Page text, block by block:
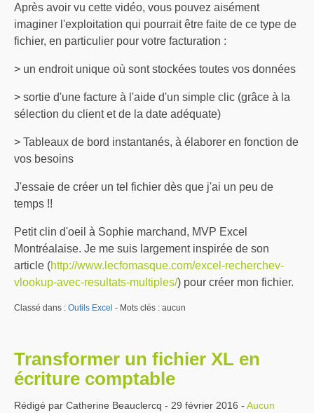
Après avoir vu cette vidéo, vous pouvez aisément
imaginer l'exploitation qui pourrait être faite de ce type de
fichier, en particulier pour votre facturation :
> un endroit unique où sont stockées toutes vos données
> sortie d'une facture à l'aide d'un simple clic (grâce à la
sélection du client et de la date adéquate)
> Tableaux de bord instantanés, à élaborer en fonction de
vos besoins
J'essaie de créer un tel fichier dès que j'ai un peu de
temps !!
Petit clin d'oeil à Sophie marchand, MVP Excel
Montréalaise. Je me suis largement inspirée de son
article (http://www.lecfomasque.com/excel-recherchev-
vlookup-avec-resultats-multiples/) pour créer mon fichier.
Classé dans : Outils Excel - Mots clés : aucun
Transformer un fichier XL en
écriture comptable
Rédigé par Catherine Beauclercq - 29 février 2016 - Aucun